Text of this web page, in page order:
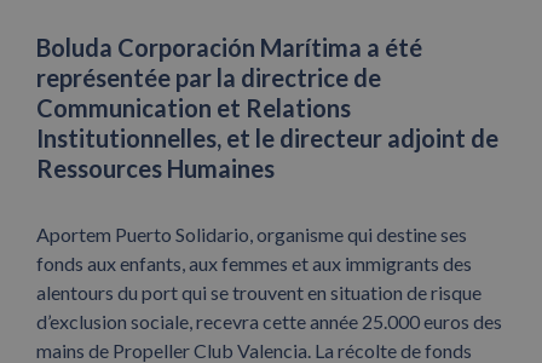
Boluda Corporación Marítima a été
représentée par la directrice de
Communication et Relations
Institutionnelles, et le directeur adjoint de
Ressources Humaines
Aportem Puerto Solidario, organisme qui destine ses
fonds aux enfants, aux femmes et aux immigrants des
alentours du port qui se trouvent en situation de risque
d’exclusion sociale, recevra cette année 25.000 euros des
mains de Propeller Club Valencia. La récolte de fonds